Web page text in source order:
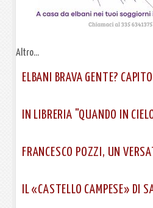
Altro...
ELBANI BRAVA GENTE?
IN LIBRERIA "QUANDO IN
FRANCESCO POZZI, UN
IL «CASTELLO CAMPESE» DI